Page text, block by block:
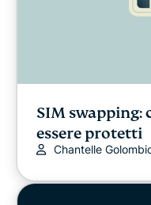
SIM swapping:
essere protetti
Chantelle